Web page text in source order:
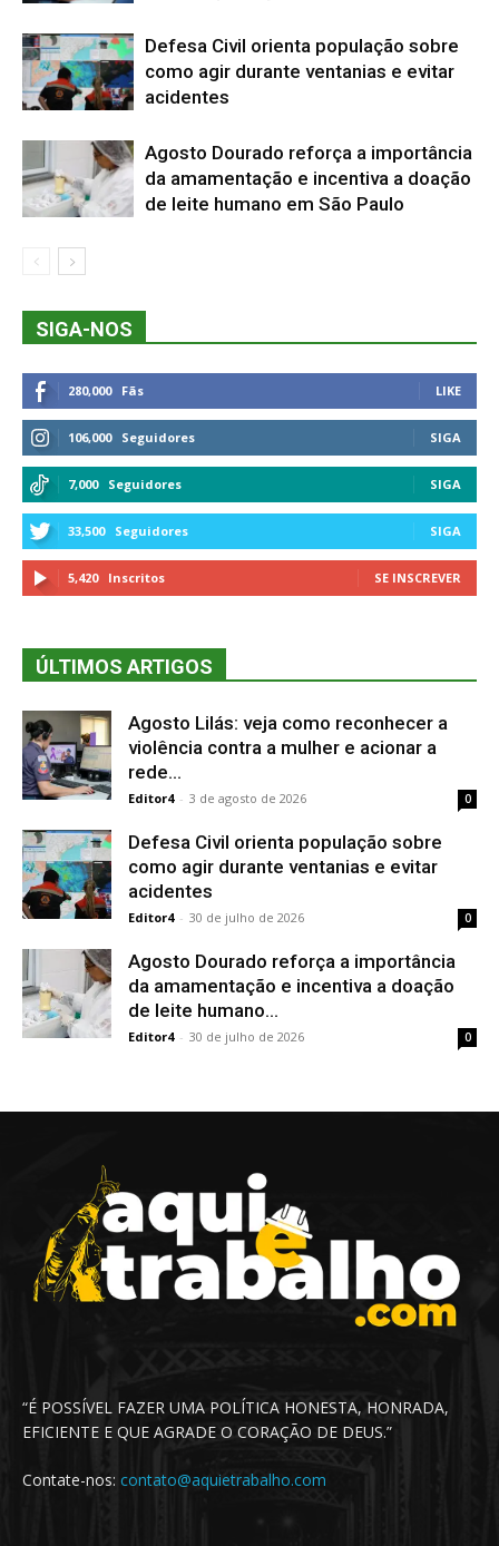
Defesa Civil orienta população sobre
como agir durante ventanias e evitar
acidentes
Agosto Dourado reforça a importância
da amamentação e incentiva a doação
de leite humano em São Paulo
SIGA-NOS
280,000 Fãs LIKE
106,000 Seguidores SIGA
7,000 Seguidores SIGA
33,500 Seguidores SIGA
5,420 Inscritos SE INSCREVER
ÚLTIMOS ARTIGOS
Agosto Lilás: veja como reconhecer a
violência contra a mulher e acionar a
rede...
Editor4 - 3 de agosto de 2026 0
Defesa Civil orienta população sobre
como agir durante ventanias e evitar
acidentes
Editor4 - 30 de julho de 2026 0
Agosto Dourado reforça a importância
da amamentação e incentiva a doação
de leite humano...
Editor4 - 30 de julho de 2026 0
“É POSSÍVEL FAZER UMA POLÍTICA HONESTA, HONRADA,
EFICIENTE E QUE AGRADE O CORAÇÃO DE DEUS.”
Contate-nos: contato@aquietrabalho.com